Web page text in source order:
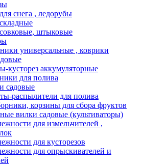
снега , ледорубы
штыковые
универсальные , коврики
кусторез аккумуляторные
для полива
садовые
распылители для полива
корзины для сбора фруктов
вилки садовые (культиваторы)
для измельчителей ,
для кусторезов
для опрыскивателей и